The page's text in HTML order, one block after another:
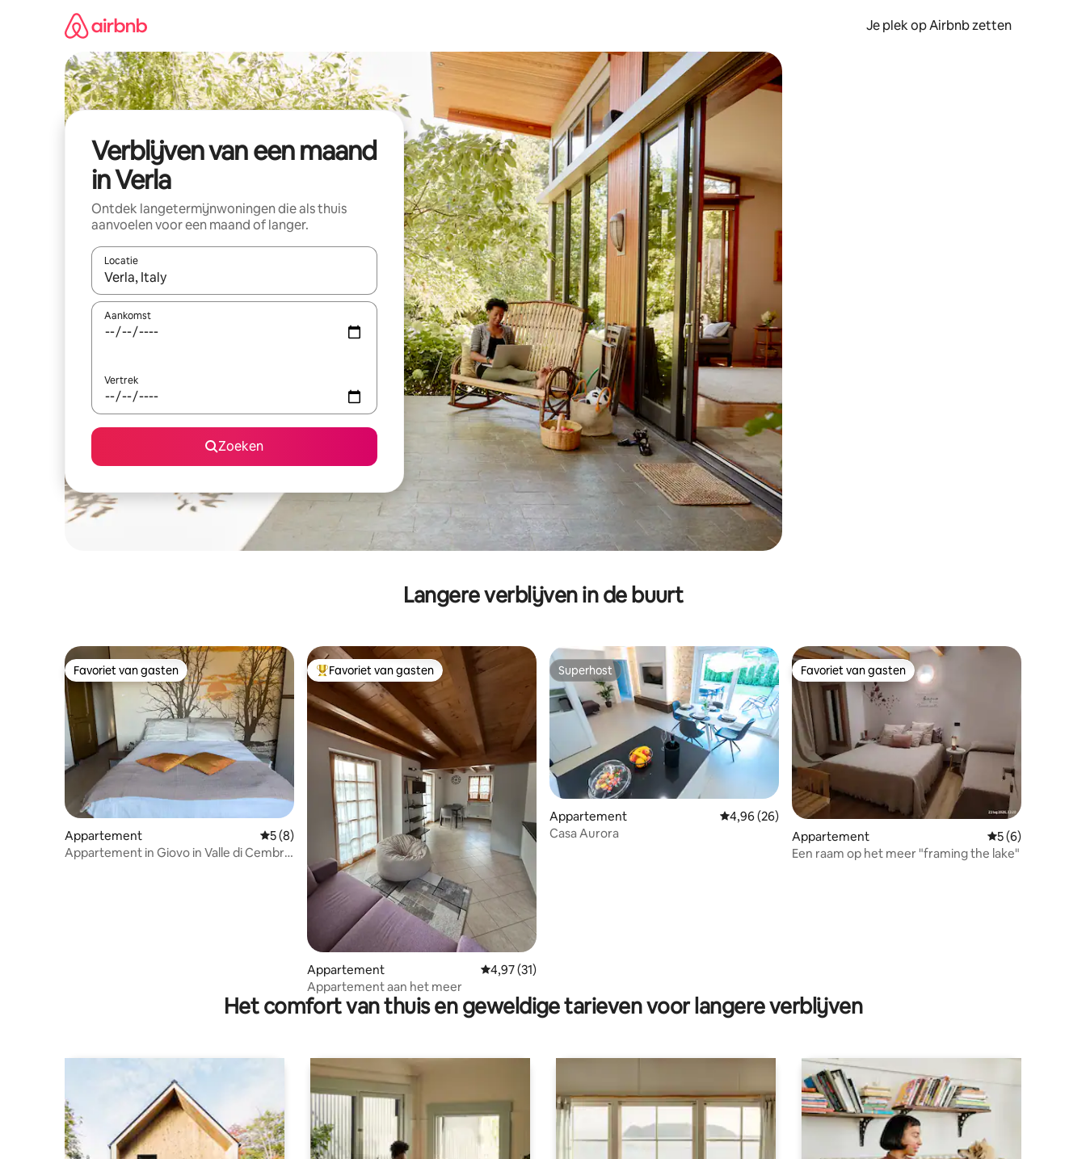
Je plek op Airbnb zetten
Verblijven van een maand
in Verla
Ontdek langetermijnwoningen die als thuis
aanvoelen voor een maand of langer.
Locatie
Wanneer er resultaten beschikbaar zijn, maak je een keuze met je de pijltjestoetsen omhoog en omlaag, óf door te tikken of swipen.
Aankomst
Vertrek
Zoeken
Langere verblijven in de buurt
Favoriet van gasten
Favoriet van gasten
Appartement Gemiddelde beoordeling van 5 op 5, 8 recensies
5 (8)
Appartement in Giovo in Valle di Cembra
Topfavoriet van gasten
Favoriet van gasten
Appartement Gemiddelde beoordeling van 4,97 op 5, 31 recensies
4,97 (31)
Appartement aan het meer
Superhost
Superhost
Appartement Gemiddelde beoordeling van 4,96 op 5, 26 recensies
4,96 (26)
Casa Aurora
Favoriet van gasten
Favoriet van gasten
Appartement Gemiddelde
5 (6)
Een raam op het meer "framing the lake"
Het comfort van thuis en geweldige tarieven voor langere verblijven